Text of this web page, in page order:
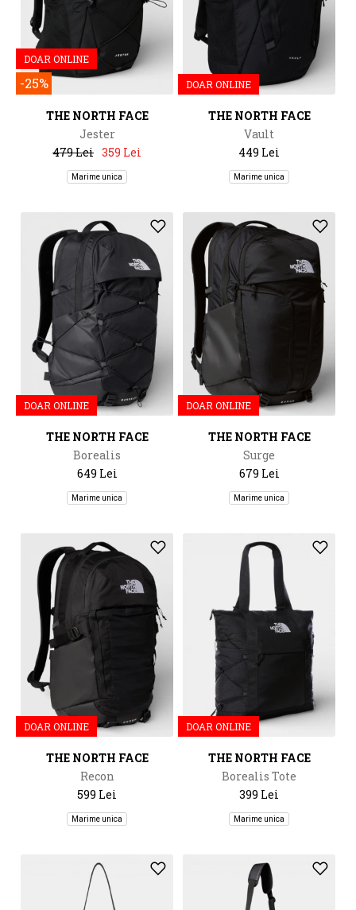
DOAR ONLINE
-25%
THE NORTH FACE
Jester
479 Lei 359 Lei
Marime unica
DOAR ONLINE
THE NORTH FACE
Vault
449 Lei
Marime unica
DOAR ONLINE
THE NORTH FACE
Borealis
649 Lei
Marime unica
DOAR ONLINE
THE NORTH FACE
Surge
679 Lei
Marime unica
DOAR ONLINE
THE NORTH FACE
Recon
599 Lei
Marime unica
DOAR ONLINE
THE NORTH FACE
Borealis Tote
399 Lei
Marime unica